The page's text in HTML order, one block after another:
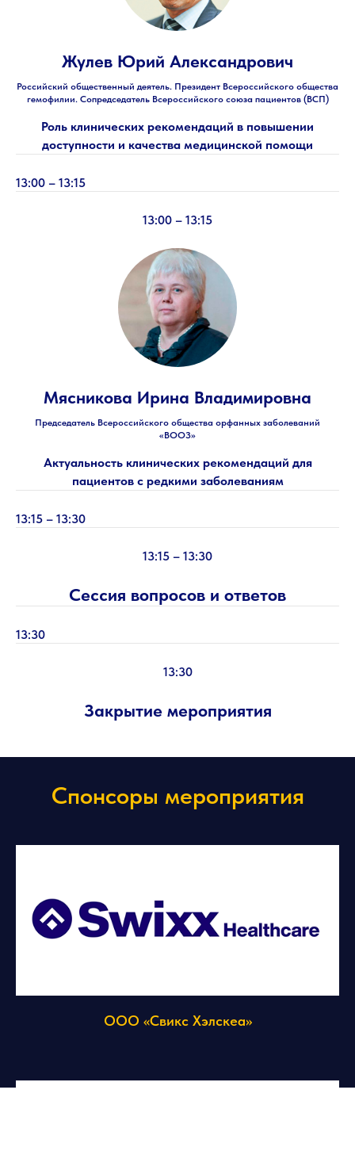
Жулев Юрий Александрович
Российский общественный деятель. Президент Всероссийского общества
гемофилии. Сопредседатель Всероссийского союза пациентов (ВСП)
Роль клинических рекомендаций в повышении
доступности и качества медицинской помощи
13:00 – 13:15
13:00 – 13:15
Мясникова Ирина Владимировна
Председатель Всероссийского общества орфанных заболеваний
«ВООЗ»
Актуальность клинических рекомендаций для
пациентов с редкими заболеваниям
13:15 – 13:30
13:15 – 13:30
Сессия вопросов и ответов
13:30
13:30
Закрытие мероприятия
Спонсоры мероприятия
ООО «Свикс Хэлскеа»